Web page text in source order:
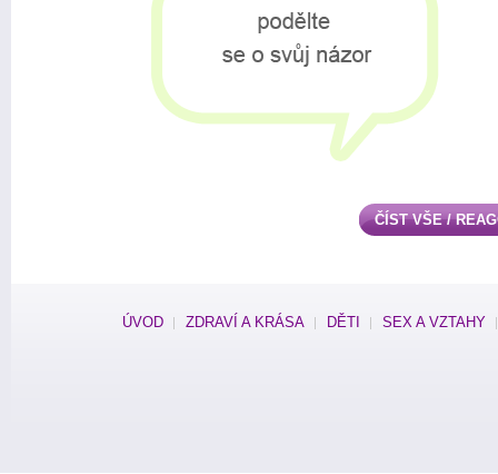
ČÍST VŠE /
ÚVOD ZDRAVÍ A KRÁSA DĚTI SEX A VZTAHY